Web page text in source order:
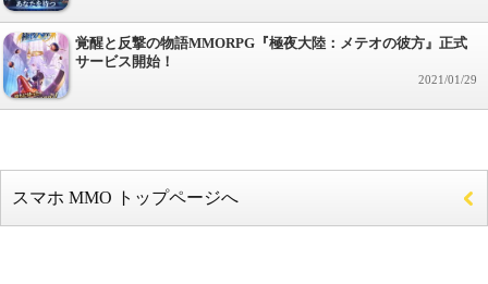
覚醒と反撃の物語MMORPG『極夜大陸：メテオの彼方』正式
サービス開始！
2021/01/29
スマホ MMO トップページへ